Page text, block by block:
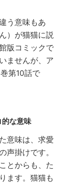
う意味もあ
）が猫猫に説
版コミックで
ませんが、ア
第10話で
な意味
意味は、求愛
声掛けです。
とからも、た
ます。猫猫も